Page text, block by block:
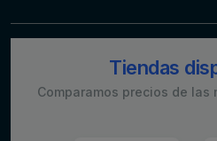
Tiendas
Comparamos precios de